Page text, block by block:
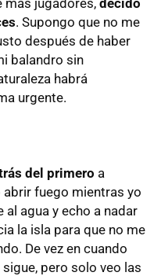
. Supongo que no me
después de haber
balandro sin
habrá
urgente.
del primero a
fuego mientras yo
agua y echo a nadar
la isla para que no me
De vez en cuando
pero solo veo las